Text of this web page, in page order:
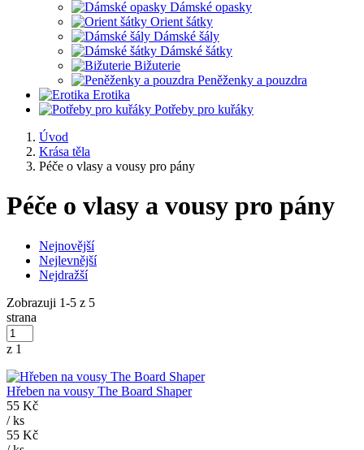
Dámské opasky
Orient šátky
Dámské šály
Dámské šátky
Bižuterie
Peněženky a pouzdra
Erotika
Potřeby pro kuřáky
Úvod
Krása těla
Péče o vlasy a vousy pro pány
Péče o vlasy a vousy pro pány
Nejnovější
Nejlevnější
Nejdražší
Zobrazuji 1-5 z 5
strana
z 1
Hřeben na vousy The Board Shaper
55 Kč
/ks
55 Kč